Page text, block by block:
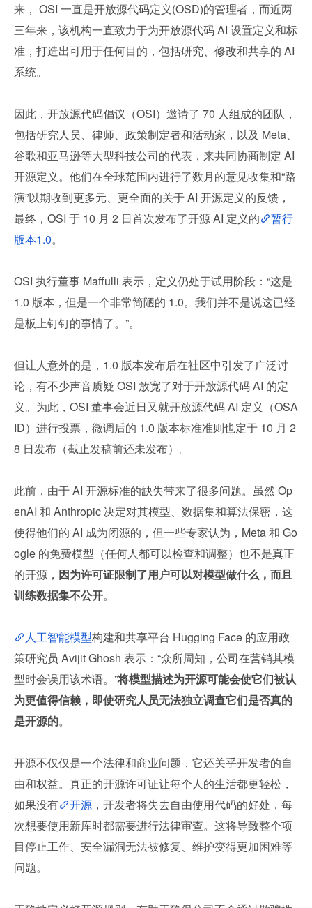
来， OSI 一直是开放源代码定义(OSD)的管理者，而近两
三年来，该机构一直致力于为开放源代码 AI 设置定义和标
准，打造出可用于任何目的，包括研究、修改和共享的 AI
系统。
因此，开放源代码倡议（OSI）邀请了 70 人组成的团队，
包括研究人员、律师、政策制定者和活动家，以及 Meta、
谷歌和亚马逊等大型科技公司的代表，来共同协商制定 AI
开源定义。他们在全球范围内进行了数月的意见收集和“路
演”以期收到更多元、更全面的关于 AI 开源定义的反馈，
最终，OSI 于 10 月 2 日首次发布了开源 AI 定义的
暂行
版本1.0。
OSI 执行董事 Maffulli 表示，定义仍处于试用阶段：“这是
1.0 版本，但是一个非常简陋的 1.0。我们并不是说这已经
是板上钉钉的事情了。”。
但让人意外的是，1.0 版本发布后在社区中引发了广泛讨
论，有不少声音质疑 OSI 放宽了对于开放源代码 AI 的定
义。为此，OSI 董事会近日又就开放源代码 AI 定义（OSA
ID）进行投票，微调后的 1.0 版本标准准则也定于 10 月 2
8 日发布（截止发稿前还未发布）。
此前，由于 AI 开源标准的缺失带来了很多问题。虽然 Op
enAI 和 Anthropic 决定对其模型、数据集和算法保密，这
使得他们的 AI 成为闭源的，但一些专家认为，Meta 和 Go
ogle 的免费模型（任何人都可以检查和调整）也不是真正
的开源， 因为许可证限制了用户可以对模型做什么，而且
训练数据集不公开。
人工智能模型构建和共享平台 Hugging Face 的应用政
策研究员 Avijit Ghosh 表示：“众所周知，公司在营销其模
型时会误用该术语。”将模型描述为开源可能会使它们被认
为更值得信赖，即使研究人员无法独立调查它们是否真的
是开源的。
开源不仅仅是一个法律和商业问题，它还关乎开发者的自
由和权益。真正的开源许可证让每个人的生活都更轻松，
如果没有
开源 ，开发者将失去自由使用代码的好处，每
次想要使用新库时都需要进行法律审查。这将导致整个项
目停止工作、安全漏洞无法被修复、维护变得更加困难等
问题。